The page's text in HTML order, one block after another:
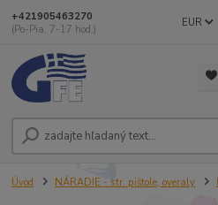
EUR
+421905463270
(Po-Pia, 7-17 hod.)
Úvod NÁRADIE - str. pištole, overaly